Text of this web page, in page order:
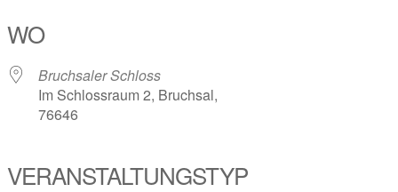
WO
Bruchsaler Schloss
Im Schlossraum 2, Bruchsal,
76646
VERANSTALTUNGSTYP